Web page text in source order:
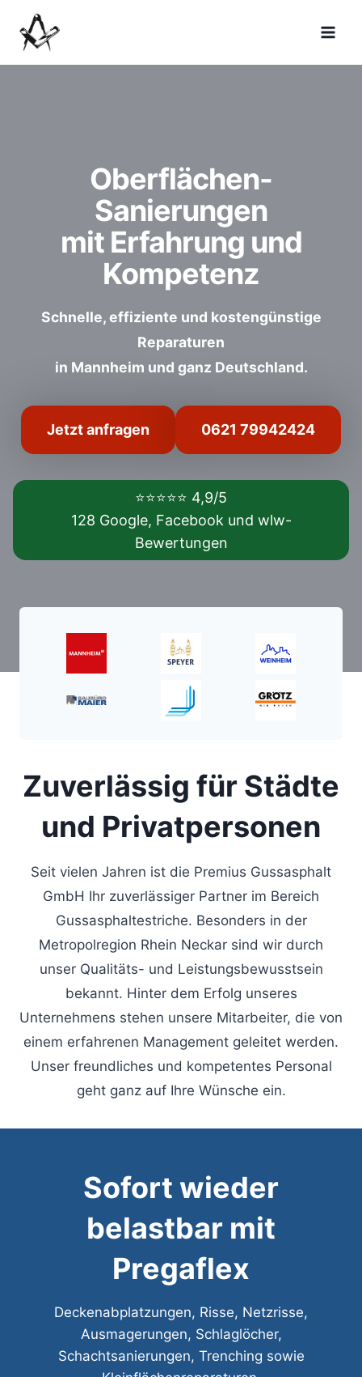
Inhalt
springen
Oberflächen-
Sanierungen
mit Erfahrung und
Kompetenz
Schnelle, effiziente und kostengünstige
Reparaturen
in Mannheim und ganz Deutschland.
Jetzt anfragen 0621 79942424
⭐⭐⭐⭐⭐ 4,9/5
128 Google, Facebook und wlw-
Bewertungen
Zuverlässig für Städte
und Privatpersonen
Seit vielen Jahren ist die Premius Gussasphalt
GmbH Ihr zuverlässiger Partner im Bereich
Gussasphaltestriche. Besonders in der
Metropolregion Rhein Neckar sind wir durch
unser Qualitäts- und Leistungsbewusstsein
bekannt. Hinter dem Erfolg unseres
Unternehmens stehen unsere Mitarbeiter, die von
einem erfahrenen Management geleitet werden.
Unser freundliches und kompetentes Personal
geht ganz auf Ihre Wünsche ein.
Sofort wieder
belastbar mit
Pregaflex
Deckenabplatzungen, Risse, Netzrisse,
Ausmagerungen, Schlaglöcher,
Schachtsanierungen, Trenching sowie